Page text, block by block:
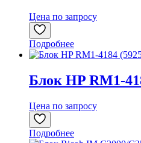
Цена по запросу
Подробнее
Блок HP RM1-
Цена по запросу
Подробнее